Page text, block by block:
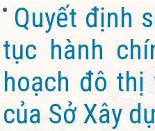
Quyết định
tục hành
hoạch đô thị
của Sở Xây